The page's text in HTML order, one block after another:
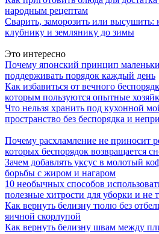
народным рецептам
Сварить, заморозить или высушить:
клубнику и землянику до зимы
Это интересно
Почему японский принцип
поддерживать порядок каждый день
Как избавиться от вечного
которым пользуются опытные
Что нельзя хранить под кухонной
пространство без беспорядка и
Почему расхламление не приносит
которых беспорядок возвращается
Зачем добавлять уксус в молотый
борьбы с жиром и нагаром
10 необычных способов
полезные хитрости для уборки и не
Как вернуть белизну тюлю без
яичной скорлупой
Как вернуть белизну швам между